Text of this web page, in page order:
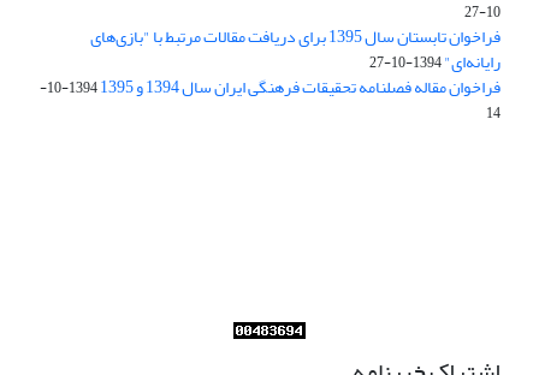
10-27
فراخوان تابستان سال 1395 برای دریافت مقالات مرتبط با "بازی‌های
رایانه‌ای"1394-10-27
فراخوان مقاله فصلنامه تحقیقات فرهنگی ایران سال 1394 و 1395
1394-10-
14